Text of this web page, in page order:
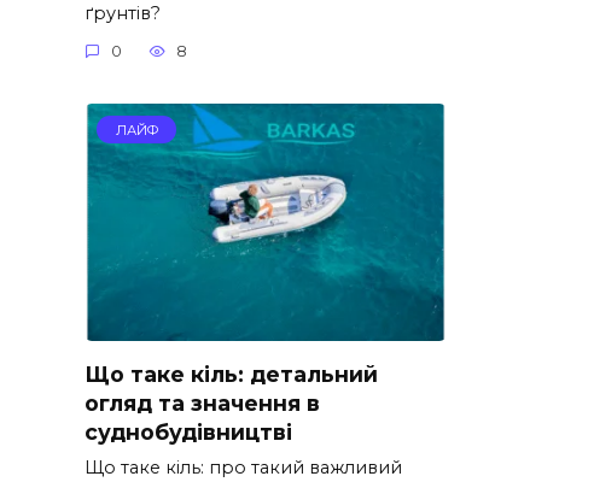
ґрунтів?
0 8
ЛАЙФ
Що таке кіль: детальний
огляд та значення в
суднобудівництві
Що таке кіль: про такий важливий